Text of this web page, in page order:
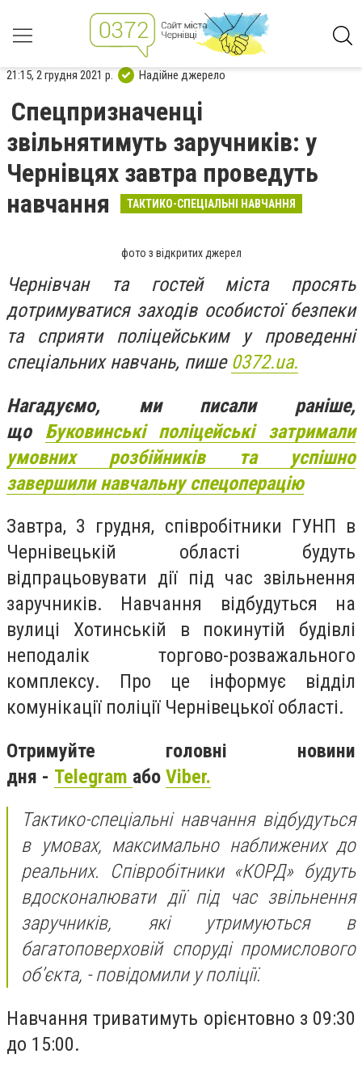
21:15, 2 грудня 2021 р. Надійне джерело
Спецпризначенці
звільнятимуть заручників: у
Чернівцях завтра проведуть
навчання
ТАКТИКО-СПЕЦІАЛЬНІ НАВЧАННЯ
фото з відкритих джерел
Чернівчан та гостей міста просять
дотримуватися заходів особистої безпеки
та сприяти поліцейським у проведенні
спеціальних навчань, пише 0372.ua.
Нагадуємо, ми писали раніше,
що Буковинські поліцейські затримали
умовних розбійників та успішно
завершили навчальну спецоперацію
Завтра, 3 грудня, співробітники ГУНП в
Чернівецькій області будуть
відпрацьовувати дії під час звільнення
заручників. Навчання відбудуться на
вулиці Хотинській в покинутій будівлі
неподалік торгово-розважального
комплексу. Про це інформує відділ
комунікації поліції Чернівецької області.
Отримуйте головні новини
дня - Telegram або Viber.
Тактико-спеціальні навчання відбудуться
в умовах, максимально наближених до
реальних. Співробітники «КОРД» будуть
вдосконалювати дії під час звільнення
заручників, які утримуються в
багатоповерховій споруді промислового
об’єкта, - повідомили у поліції.
Навчання триватимуть орієнтовно з 09:30
до 15:00.